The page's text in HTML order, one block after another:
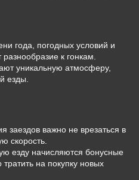
года, погодных условий и
к гонкам.
уникальную атмосферу,
езды.
заездов важно не врезаться в
скорость.
езду начисляются бонусные
на покупку новых